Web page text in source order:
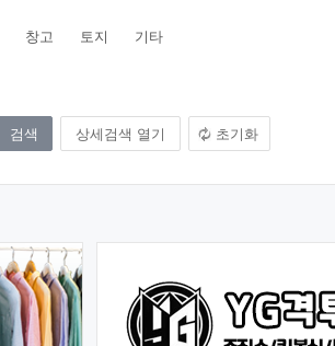
창고 토지 기타
상세검색 열기 초기화